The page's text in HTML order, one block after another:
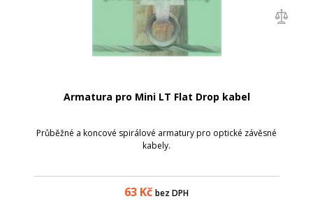
Armatura pro Mini LT Flat Drop kabel
Průběžné a koncové spirálové armatury pro optické závěsné
kabely.
63 Kč bez DPH